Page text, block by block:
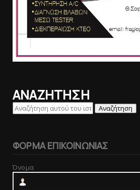
ΑΝΑΖΗΤΗΣΗ
ΦΟΡΜΑ ΕΠΙΚΟΙΝΩΝΙΑΣ
Όνομα